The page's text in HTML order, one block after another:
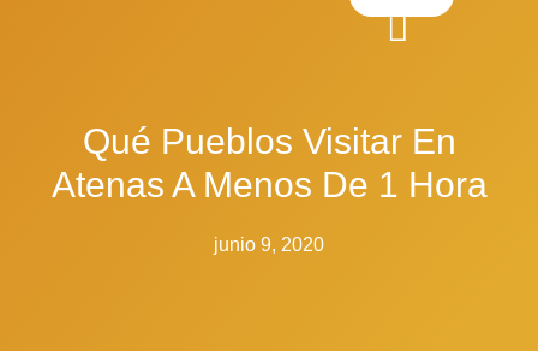
Qué Pueblos Visitar En
Atenas A Menos De 1 Hora
junio 9, 2020